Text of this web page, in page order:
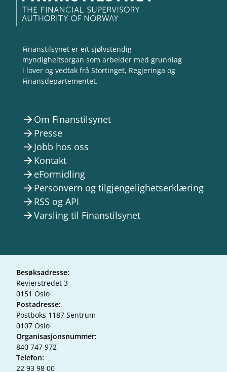
Finanstilsynet er eit sjølvstendig
myndigheitsorgan som arbeider med grunnlag
i lover og vedtak frå Stortinget, Regjeringa og
Finansdepartementet.
arrow_forward Om Finanstilsynet
arrow_forward Presse
arrow_forward Jobb hos oss
arrow_forward Kontakt
arrow_forward eFormidling
arrow_forward Personvern og tilgjengelighetserklæring
arrow_forward RSS og API
arrow_forwardVarsling til Finanstilsynet
Besøksadresse:
Revierstredet 3
0151 Oslo
Postadresse:
Postboks 1187 Sentrum
0107 Oslo
Organisasjonsnummer:
840 747 972
Telefon:
22 93 98 00